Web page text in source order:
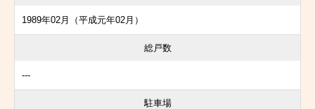
1989年02月（平成元年02月）
総戸数
---
駐車場